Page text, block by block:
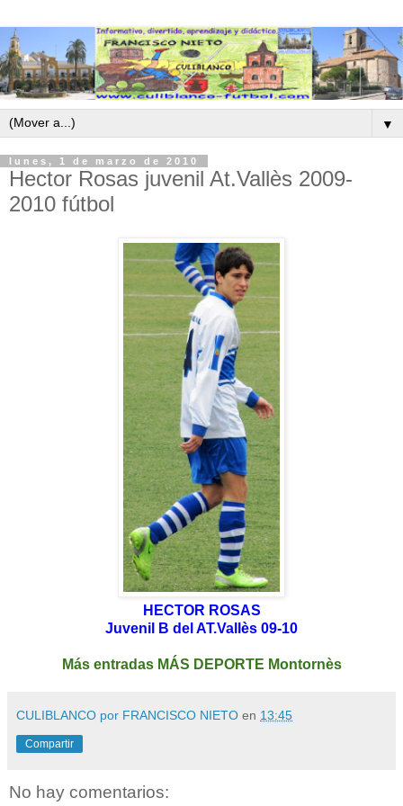
▼
lunes, 1 de marzo de 2010
Hector Rosas juvenil At.Vallès 2009-
2010 fútbol
HECTOR ROSAS
Juvenil B del AT.Vallès 09-10
Más entradas MÁS DEPORTE Montornès
CULIBLANCO por FRANCISCO NIETO en 13:45
Compartir
No hay comentarios: